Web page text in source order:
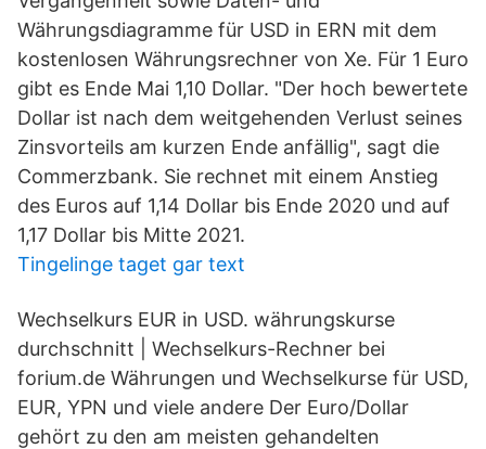
Währungsdiagramme für USD in ERN mit dem
kostenlosen Währungsrechner von Xe. Für 1 Euro
gibt es Ende Mai 1,10 Dollar. "Der hoch bewertete
Dollar ist nach dem weitgehenden Verlust seines
Zinsvorteils am kurzen Ende anfällig", sagt die
Commerzbank. Sie rechnet mit einem Anstieg
des Euros auf 1,14 Dollar bis Ende 2020 und auf
1,17 Dollar bis Mitte 2021.
Tingelinge taget gar text
Wechselkurs EUR in USD. währungskurse
durchschnitt | Wechselkurs-Rechner bei
forium.de Währungen und Wechselkurse für USD,
EUR, YPN und viele andere Der Euro/Dollar
gehört zu den am meisten gehandelten